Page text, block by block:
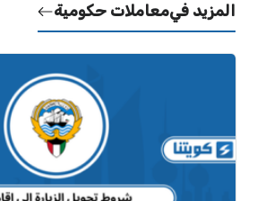
المزيد فيمعاملات حكومية